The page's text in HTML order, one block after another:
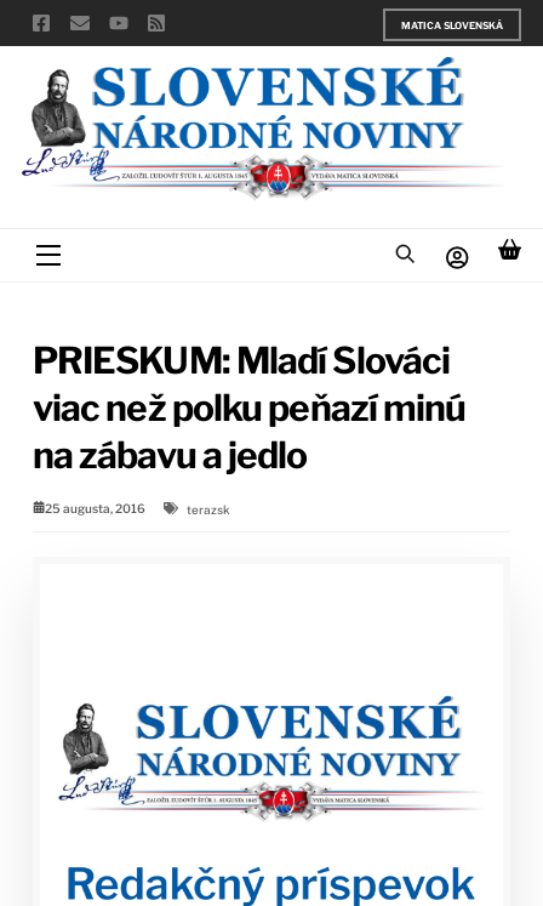
Skip
to
content
MATICA SLOVENSKÁ
Menu
PRIESKUM: Mladí Slováci
viac než polku peňazí minú
na zábavu a jedlo
25 augusta, 2016 terazsk